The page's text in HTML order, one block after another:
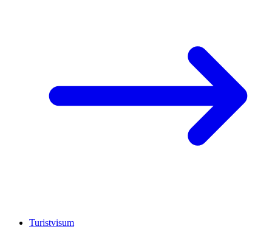
Turistvisum